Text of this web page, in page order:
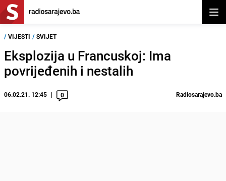
/ VIJESTI / SVIJET
Eksplozija u Francuskoj: Ima
povrijeđenih i nestalih
06.02.21. 12:45 0 Radiosarajevo.ba